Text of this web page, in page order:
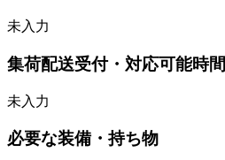
未入力
集荷配送受付・対応可能時間
未入力
必要な装備・持ち物